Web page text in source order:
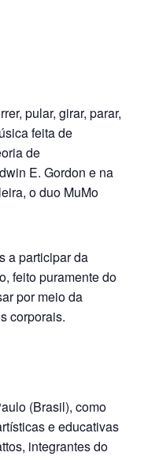
pular, girar, parar,
feita de
de
E. Gordon e na
o duo MuMo
a participar da
feito puramente do
por meio da
corporais.
(Brasil), como
e educativas
integrantes do